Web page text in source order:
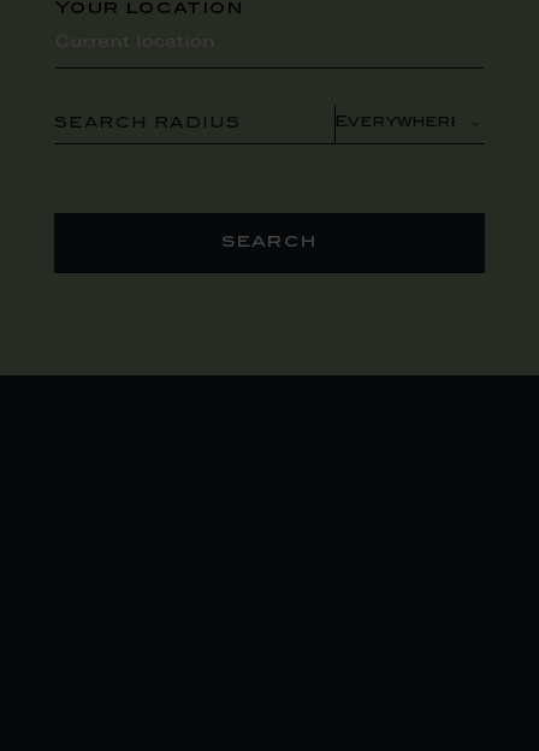
Your location
SEARCH RADIUS
search